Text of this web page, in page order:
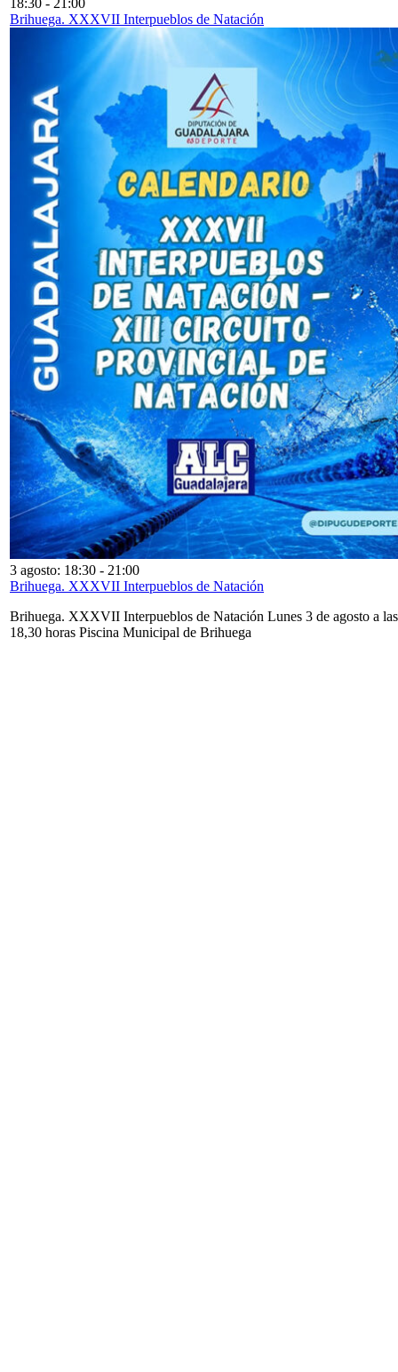
18:30 - 21:00
Brihuega. XXXVII Interpueblos de Natación
3 agosto: 18:30 - 21:00
Brihuega. XXXVII Interpueblos de Natación
Brihuega. XXXVII Interpueblos de Natación Lunes 3 de agosto a las
18,30 horas Piscina Municipal de Brihuega